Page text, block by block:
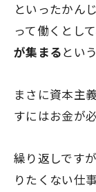
といったかん
って働くとし
が集まるとい
まさに資本主
すにはお金が必
繰り返しです
りたくない仕